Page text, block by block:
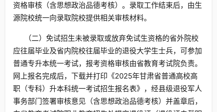
资格审核（含思想政治品德考核）。录取工作结束后，由生
源院校统一向录取院校提供相关审核材料。
（二）免试招生未被录取或放弃免试生资格的省外院校
应往届毕业及省内院校往届毕业的退役大学生士兵，可参加
普通专升本统一考试，报考资格审核由省教育考试院负责。
网上报名完成后，下载并打印《2025年甘肃省普通高校高
职（专科）升本科统一考试招生报名表》，经县级退役军人
事务部门签署审核意见（含思想政治品德考核）并盖章后，